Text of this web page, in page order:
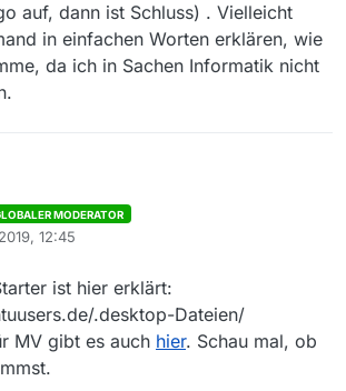
auf, dann ist Schluss) . Vielleicht
in einfachen Worten erklären, wie
da ich in Sachen Informatik nicht
nun zwar MV aufrufen, jedoch nur über
im Terminal. Nun würde ich gerne, wie in
dass es bequem über ein Icon aufgerufen
(Das icon ist sogar noch da, wenn man
taucht kurz das MV-Logo auf, dann ist
. Vielleicht kann mir hier jemand in einfachen
wie ich das hinbekomme, da ich in
MODERATOR
12:45
ist hier erklärt:
.desktop-Dateien/
MV gibt es auch hier. Schau mal, ob